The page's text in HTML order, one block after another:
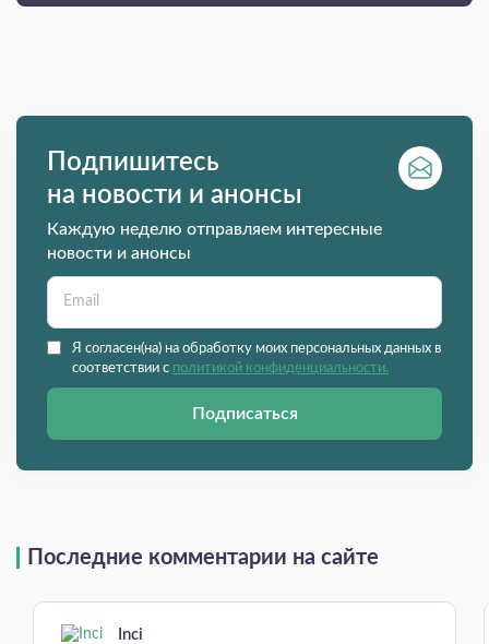
Подпишитесь
на новости и анонсы
Каждую неделю отправляем интересные
новости и анонсы
Я согласен(на) на обработку моих персональных данных в
соответствии с политикой конфиденциальности.
Подписаться
Последние комментарии на сайте
Inci